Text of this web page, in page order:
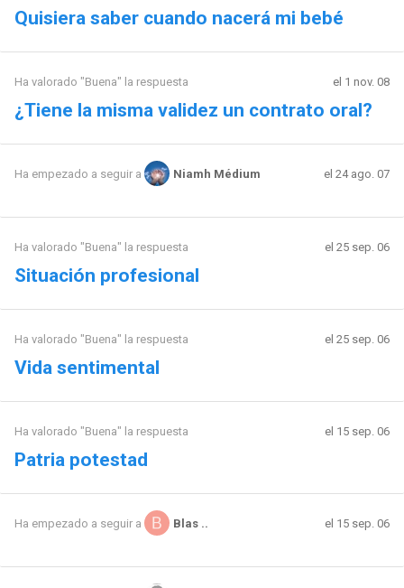
Quisiera saber cuando nacerá mi bebé
Ha valorado "Buena" la respuesta el 1 nov. 08
¿Tiene la misma validez un contrato oral?
Ha empezado a seguir a Niamh Médium el 24 ago. 07
Ha valorado "Buena" la respuesta el 25 sep. 06
Situación profesional
Ha valorado "Buena" la respuesta el 25 sep. 06
Vida sentimental
Ha valorado "Buena" la respuesta el 15 sep. 06
Patria potestad
Ha empezado a seguir a Blas .. el 15 sep. 06